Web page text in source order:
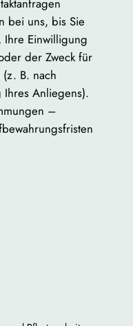
bei uns, bis Sie
Ihre Einwilligung
der Zweck für
B. nach
Ihres Anliegens).
–